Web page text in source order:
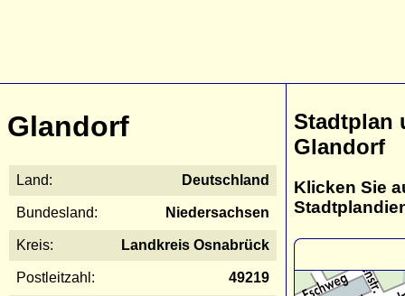
Glandorf
Land: Deutschland
Bundesland: Niedersachsen
Kreis: Landkreis Osnabrück
Postleitzahl: 49219
Stadtplan
Glandorf
Klicken Sie